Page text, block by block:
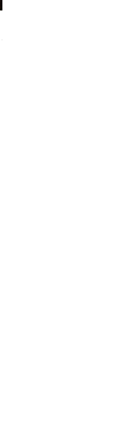
Vuelve a dormir y